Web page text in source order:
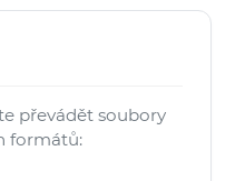
převádět soubory
formátů: